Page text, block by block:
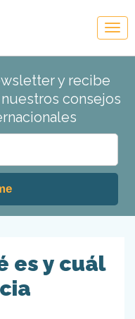
y recibe
consejos
es y cuál